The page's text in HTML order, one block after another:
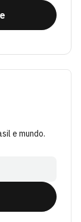
e mundo.